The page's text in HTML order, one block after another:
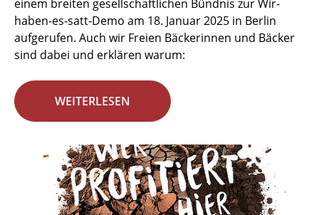
einem breiten gesellschaftlichen Bündnis zur Wir-
haben-es-satt-Demo am 18. Januar 2025 in Berlin
aufgerufen. Auch wir Freien Bäckerinnen und Bäcker
sind dabei und erklären warum:
WEITERLESEN